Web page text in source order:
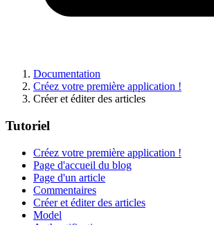
Documentation
Créez votre première application !
Créer et éditer des articles
Tutoriel
Créez votre première application !
Page d'accueil du blog
Page d'un article
Commentaires
Créer et éditer des articles
Model